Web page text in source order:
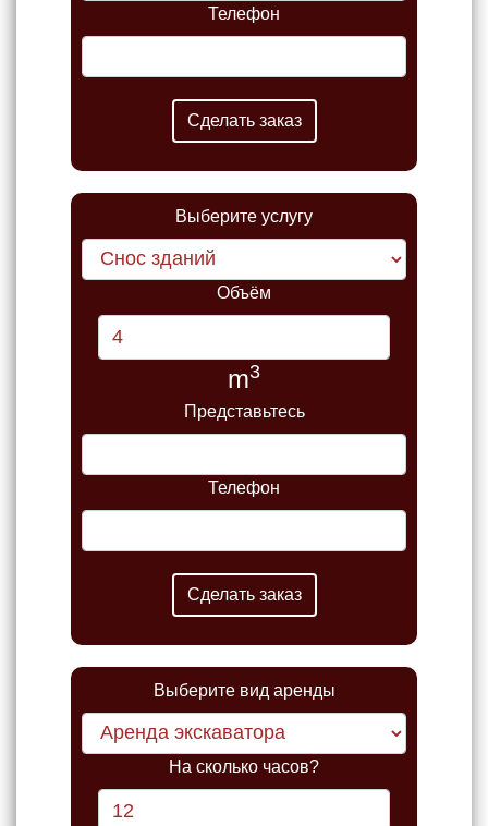
Телефон
Выберите услугу
Объём
m3
Представьтесь
Телефон
Выберите вид аренды
На сколько часов?